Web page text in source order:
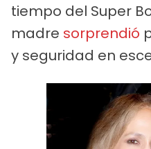
tiempo del Super
madre sorprendió
y seguridad en